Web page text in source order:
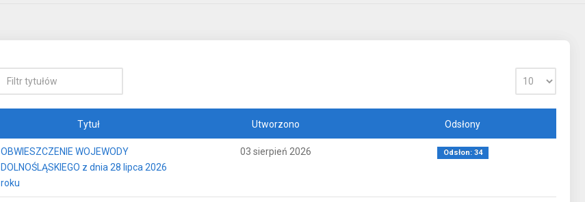
Tytuł Utworzono Odsłony
OBWIESZCZENIE WOJEWODY
DOLNOŚLĄSKIEGO z dnia 28 lipca 2026
roku
03 sierpień 2026 Odsłon: 34